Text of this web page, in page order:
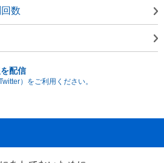
数
配信
）をご利用ください。